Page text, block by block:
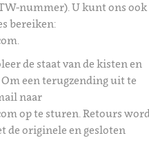
nummer). U kunt ons ook
bereiken:
de staat van de kisten en
een terugzending uit te
naar
op te sturen. Retours
de originele en gesloten